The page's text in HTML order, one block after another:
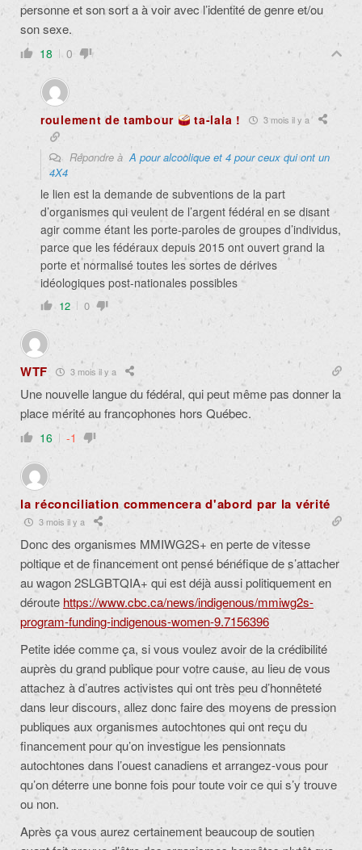
personne et son sort a à voir avec l’identité de genre et/ou
son sexe.
18 0
roulement de tambour ta-lala ! 3 mois il y a
Répondre àA pour alcoolique et 4 pour ceux qui ont un
4X4
le lien est la demande de subventions de la part
d’organismes qui veulent de l’argent fédéral en se disant
agir comme étant les porte-paroles de groupes d’individus,
parce que les fédéraux depuis 2015 ont ouvert grand la
porte et normalisé toutes les sortes de dérives
idéologiques post-nationales possibles
12 0
WTF 3 mois il y a
Une nouvelle langue du fédéral, qui peut même pas donner la
place mérité au francophones hors Québec.
16 -1
la réconciliation commencera d'abord par la vérité
3 mois il y a
Donc des organismes MMIWG2S+ en perte de vitesse
poltique et de financement ont pensé bénéfique de s’attacher
au wagon 2SLGBTQIA+ qui est déjà aussi politiquement en
déroute https://www.cbc.ca/news/indigenous/mmiwg2s-
program-funding-indigenous-women-9.7156396
Petite idée comme ça, si vous voulez avoir de la crédibilité
auprès du grand publique pour votre cause, au lieu de vous
attachez à d’autres activistes qui ont très peu d’honnêteté
dans leur discours, allez donc faire des moyens de pression
publiques aux organismes autochtones qui ont reçu du
financement pour qu’on investigue les pensionnats
autochtones dans l’ouest canadiens et arrangez-vous pour
qu’on déterre une bonne fois pour toute voir ce qui s’y trouve
ou non.
Après ça vous aurez certainement beaucoup de soutien